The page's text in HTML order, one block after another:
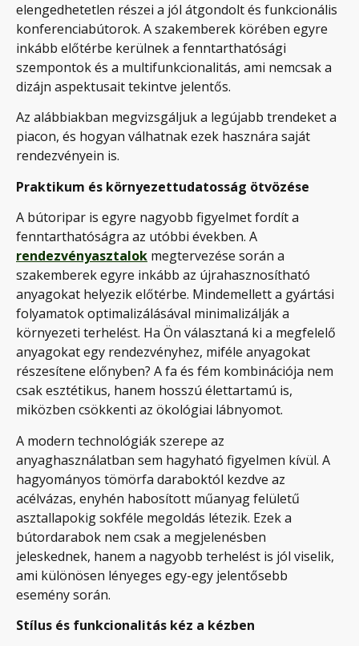
elengedhetetlen részei a jól átgondolt és funkcionális
konferenciabútorok. A szakemberek körében egyre
inkább előtérbe kerülnek a fenntarthatósági
szempontok és a multifunkcionalitás, ami nemcsak a
dizájn aspektusait tekintve jelentős.
Az alábbiakban megvizsgáljuk a legújabb trendeket a
piacon, és hogyan válhatnak ezek hasznára saját
rendezvényein is.
Praktikum és környezettudatosság ötvözése
A bútoripar is egyre nagyobb figyelmet fordít a
fenntarthatóságra az utóbbi években. A
rendezvényasztalok megtervezése során a
szakemberek egyre inkább az újrahasznosítható
anyagokat helyezik előtérbe. Mindemellett a gyártási
folyamatok optimalizálásával minimalizálják a
környezeti terhelést. Ha Ön választaná ki a megfelelő
anyagokat egy rendezvényhez, miféle anyagokat
részesítene előnyben? A fa és fém kombinációja nem
csak esztétikus, hanem hosszú élettartamú is,
miközben csökkenti az ökológiai lábnyomot.
A modern technológiák szerepe az
anyaghasználatban sem hagyható figyelmen kívül. A
hagyományos tömörfa daraboktól kezdve az
acélvázas, enyhén habosított műanyag felületű
asztallapokig sokféle megoldás létezik. Ezek a
bútordarabok nem csak a megjelenésben
jeleskednek, hanem a nagyobb terhelést is jól viselik,
ami különösen lényeges egy-egy jelentősebb
esemény során.
Stílus és funkcionalitás kéz a kézben